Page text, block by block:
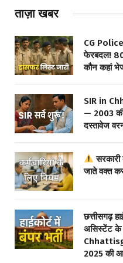
ताज़ा खबर
CG
फेरबदल! 80
कौन कहां
SIR in
— 2003 की
दस्तावेज
जाते वक्त
छत्तीसगढ़
असिस्टेंट के
2025 की